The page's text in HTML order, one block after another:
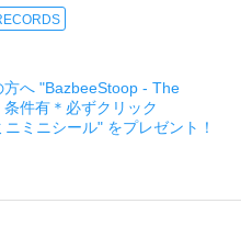
へ "BazbeeStoop - The
件有＊必ずクリック
ミニシール" をプレゼント！